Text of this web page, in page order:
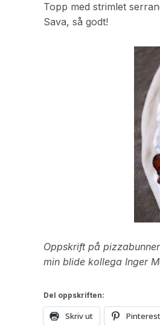
Topp med strimlet
Sava, så godt!
Oppskrift på
min blide kollega Inger
Del oppskriften:
Skriv ut Pinterest